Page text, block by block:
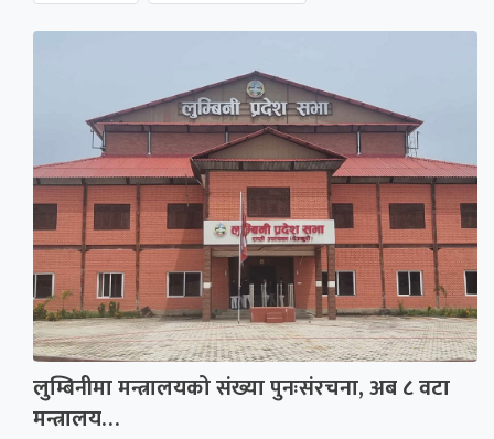
लुम्बिनीमा मन्त्रालयको संख्या पुनःसंरचना, अब ८ वटा
मन्त्रालय…